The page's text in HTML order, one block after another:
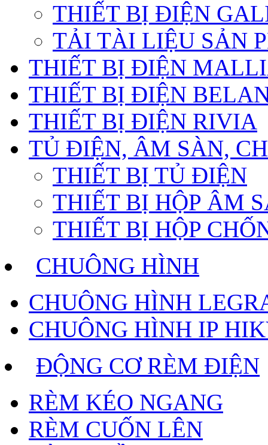
THIẾT BỊ ĐIỆN
TẢI TÀI LIỆU SẢN
THIẾT BỊ ĐIỆN
THIẾT BỊ ĐIỆN
THIẾT BỊ ĐIỆN RIVIA
TỦ ĐIỆN, ÂM SÀN,
THIẾT BỊ TỦ ĐIỆN
THIẾT BỊ HỘP ÂM
THIẾT BỊ HỘP
CHUÔNG HÌNH
CHUÔNG HÌNH
CHUÔNG HÌNH IP
ĐỘNG CƠ RÈM ĐIỆN
RÈM KÉO NGANG
RÈM CUỐN LÊN